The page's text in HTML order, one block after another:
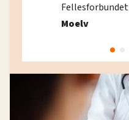
Fellesforbundet
Moelv